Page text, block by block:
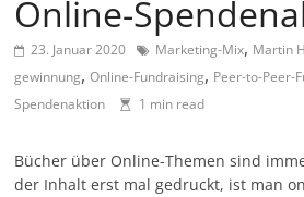
e
n
m
a
Online-
23. Januar 2020 Marketing-Mix, Martin
gewinnung,Online-Fundraising, Peer-to-Peer-
Spendenaktion 1 min read
Bücher über Online-Themen sind
der Inhalt erst mal ge­druckt, ist man